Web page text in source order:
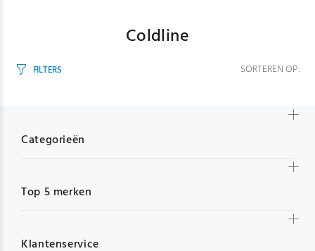
Coldline
FILTERS SORTEREN OP:
Categorieën
Top 5 merken
Klantenservice